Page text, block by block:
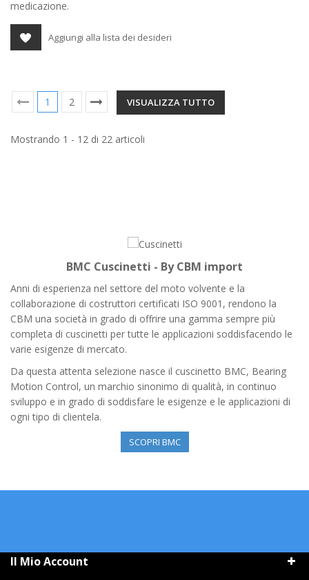
medicazione.
Aggiungi alla lista dei desideri
VISUALIZZA TUTTO
1 2
Mostrando 1 - 12 di 22 articoli
BMC Cuscinetti - By CBM import
Anni di esperienza nel settore del moto volvente e la
collaborazione di costruttori certificati ISO 9001, rendono la
CBM una società in grado di offrire una gamma sempre più
completa di cuscinetti per tutte le applicazioni soddisfacendo le
varie esigenze di mercato.
Da questa attenta selezione nasce il cuscinetto BMC, Bearing
Motion Control, un marchio sinonimo di qualità, in continuo
sviluppo e in grado di soddisfare le esigenze e le applicazioni di
ogni tipo di clientela.
SCOPRI BMC
Il Mio Account